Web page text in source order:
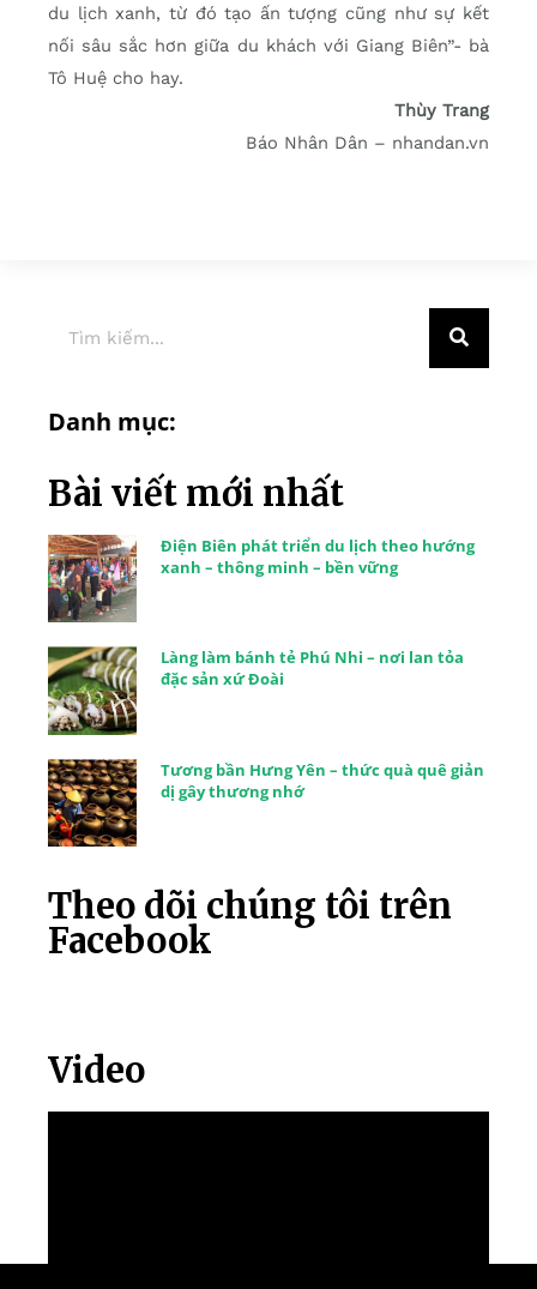
du lịch xanh, từ đó tạo ấn tượng cũng như sự kết
nối sâu sắc hơn giữa du khách với Giang Biên”- bà
Tô Huệ cho hay.
Thùy Trang
Báo Nhân Dân – nhandan.vn
Danh mục:
Bài viết mới nhất
Điện Biên phát triển du lịch theo hướng
xanh – thông minh – bền vững
Làng làm bánh tẻ Phú Nhi – nơi lan tỏa
đặc sản xứ Đoài
Tương bần Hưng Yên – thức quà quê giản
dị gây thương nhớ
Theo dõi chúng tôi trên
Facebook
Video